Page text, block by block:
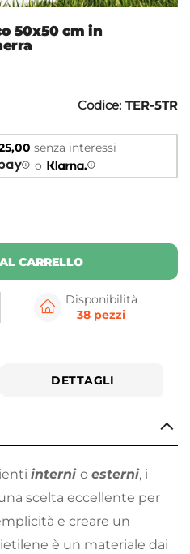
50x50 cm in
Codice: TER-5TR
senza interessi
o
CARRELLO
Disponibilità
38 pezzi
DETTAGLI
interni o esterni, i
scelta eccellente per
e creare un
è un materiale dai